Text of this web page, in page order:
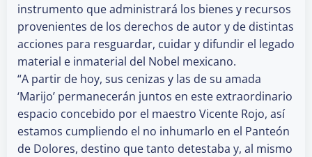
instrumento que administrará los bienes y recursos
provenientes de los derechos de autor y de distintas
acciones para resguardar, cuidar y difundir el legado
material e inmaterial del Nobel mexicano.
“A partir de hoy, sus cenizas y las de su amada
‘Marijo’ permanecerán juntos en este extraordinario
espacio concebido por el maestro Vicente Rojo, así
estamos cumpliendo el no inhumarlo en el Panteón
de Dolores, destino que tanto detestaba y, al mismo